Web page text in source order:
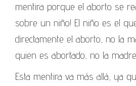
mentira porque el aborto se
sobre un niño! El niño es el
directamente el aborto, no la
quien es abortado, no la
Esta mentira va más allá, ya